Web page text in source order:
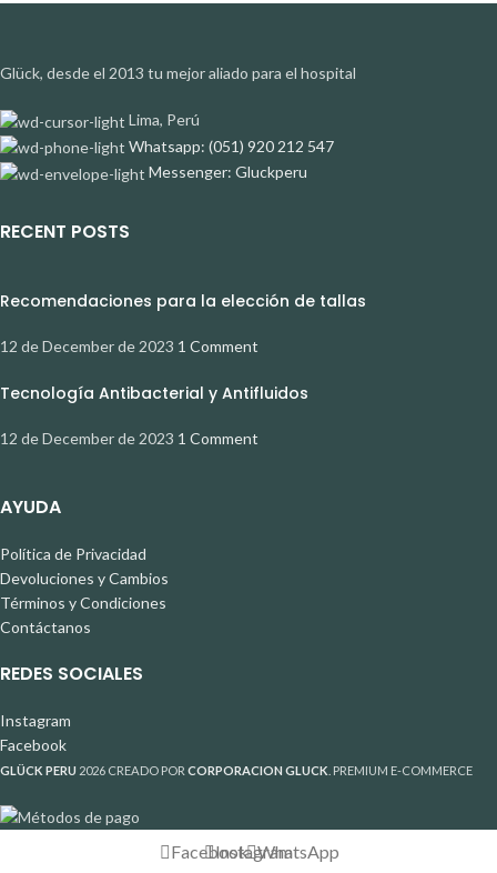
Glück, desde el 2013 tu mejor aliado para el hospital
Lima, Perú
Whatsapp: (051) 920 212 547
Messenger: Gluckperu
RECENT POSTS
Recomendaciones para la elección de tallas
12 de December de 2023 1 Comment
Tecnología Antibacterial y Antifluidos
12 de December de 2023 1 Comment
AYUDA
Política de Privacidad
Devoluciones y Cambios
Términos y Condiciones
Contáctanos
REDES SOCIALES
Instagram
Facebook
GLÜCK PERU 2026 CREADO POR CORPORACION GLUCK . PREMIUM E-COMMERCE
FacebookInstagramWhatsApp